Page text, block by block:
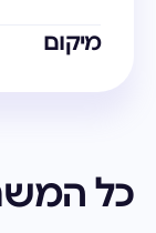
מיקום
כל